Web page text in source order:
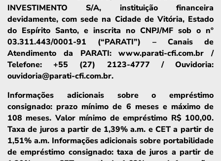
INVESTIMENTO S/A, instituição financeira
devidamente, com sede na Cidade de Vitória, Estado
do Espírito Santo, e inscrita no CNPJ/MF sob o nº
03.311.443/0001-91 (“PARATI”) – Canais de
Atendimento da PARATI: www.parati-cfi.com.br /
Telefone: +55 (27) 2123-4777 / Ouvidoria:
ouvidoria@parati-cfi.com.br.
Informações adicionais sobre o empréstimo
consignado: prazo mínimo de 6 meses e máximo de
108 meses. Valor mínimo de empréstimo R$ 100,00.
Taxa de juros a partir de 1,39% a.m. e CET a partir de
1,51% a.m. Informações adicionais sobre portabilidade
de empréstimo consignado: taxa de juros a partir de